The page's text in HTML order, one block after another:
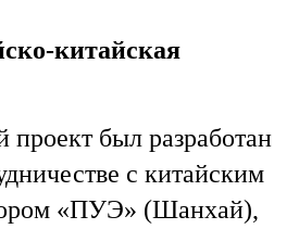
китайская
был разработан
с китайским
«ПУЭ» (Шанхай),